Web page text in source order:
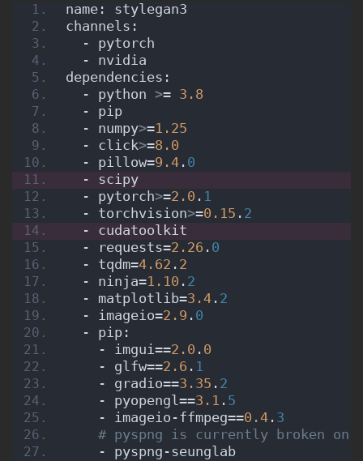
name: stylegan3
channels:
  - pytorch
  - nvidia
dependencies:
  - python
>= 3.8
  - pip
  - numpy
>=1.25
  - click
>=8.0
  - pillow=
9.4 . 0
  - scipy
  - pytorch
>=2.0 . 1
  - torchvision
>=0.15 . 2
  - cudatoolkit
  - requests=
2.26 . 0
  - tqdm=
4.62 . 2
  - ninja=
1.10 . 2
  - matplotlib=
3.4 . 2
  - imageio=
2.9 . 0
  - pip:
    - imgui==
2.0 . 0
    - glfw==
2.6 . 1
    - gradio==
3.35 . 2
    - pyopengl==
3.1 . 5
    - imageio-ffmpeg==
0.4 . 3
# pyspng is currently broken on
    - pyspng-seunglab